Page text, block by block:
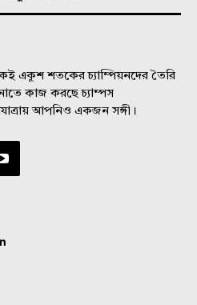
একুশ শতকের চ্যাম্পিয়নদের তৈরি
কাজ করছে চ্যাম্পস
আপনিও একজন সঙ্গী।